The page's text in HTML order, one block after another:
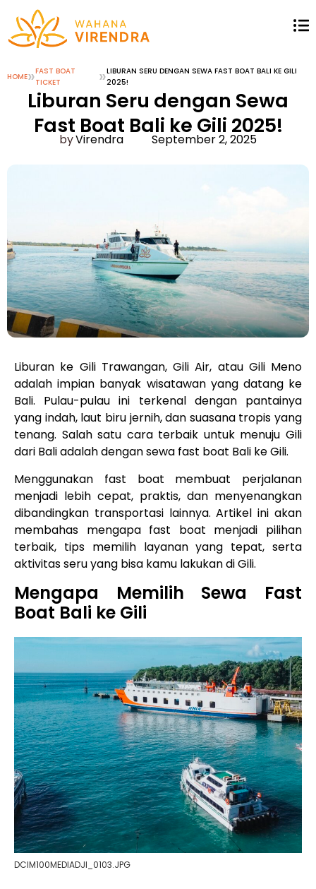
HOME»FAST BOAT
TICKET
»LIBURAN SERU DENGAN SEWA FAST BOAT BALI KE GILI
2025!
Liburan Seru dengan Sewa
Fast Boat Bali ke Gili 2025!
Virendra September 2, 2025
Liburan ke Gili Trawangan, Gili Air, atau Gili Meno
adalah impian banyak wisatawan yang datang ke
Bali. Pulau-pulau ini terkenal dengan pantainya
yang indah, laut biru jernih, dan suasana tropis yang
tenang. Salah satu cara terbaik untuk menuju Gili
dari Bali adalah dengan sewa fast boat Bali ke Gili.
Menggunakan fast boat membuat perjalanan
menjadi lebih cepat, praktis, dan menyenangkan
dibandingkan transportasi lainnya. Artikel ini akan
membahas mengapa fast boat menjadi pilihan
terbaik, tips memilih layanan yang tepat, serta
aktivitas seru yang bisa kamu lakukan di Gili.
Mengapa Memilih Sewa Fast
Boat Bali ke Gili
DCIM100MEDIADJI_0103.JPG